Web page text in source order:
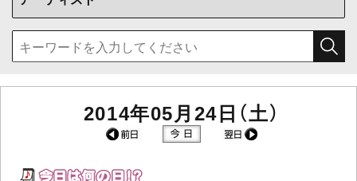
2014年05月24日（土）